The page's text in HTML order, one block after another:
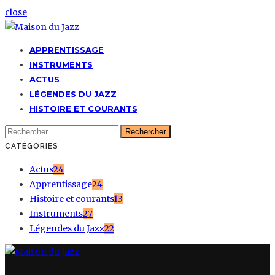
close
APPRENTISSAGE
INSTRUMENTS
ACTUS
LÉGENDES DU JAZZ
HISTOIRE ET COURANTS
Rechercher :
CATÉGORIES
Actus24
Apprentissage24
Histoire et courants13
Instruments27
Légendes du Jazz22